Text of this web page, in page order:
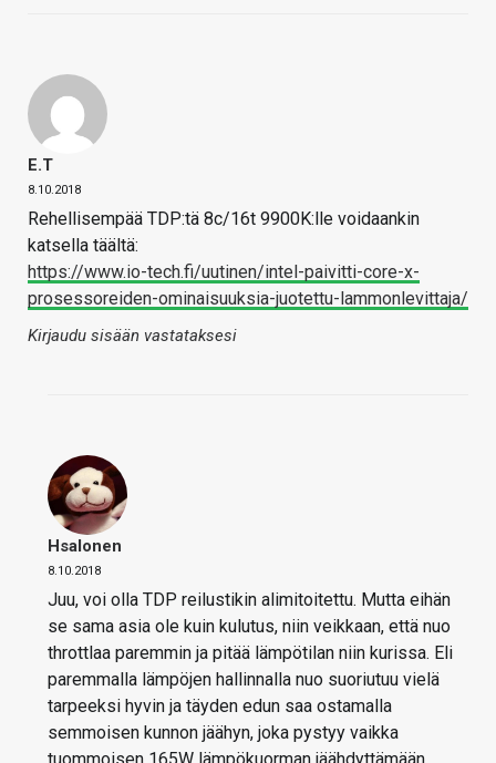
E.T
8.10.2018
Rehellisempää TDP:tä 8c/16t 9900K:lle voidaankin
katsella täältä:
https://www.io-tech.fi/uutinen/intel-paivitti-core-x-
prosessoreiden-ominaisuuksia-juotettu-lammonlevittaja/
Kirjaudu sisään vastataksesi
Hsalonen
8.10.2018
Juu, voi olla TDP reilustikin alimitoitettu. Mutta eihän
se sama asia ole kuin kulutus, niin veikkaan, että nuo
throttlaa paremmin ja pitää lämpötilan niin kurissa. Eli
paremmalla lämpöjen hallinnalla nuo suoriutuu vielä
tarpeeksi hyvin ja täyden edun saa ostamalla
semmoisen kunnon jäähyn, joka pystyy vaikka